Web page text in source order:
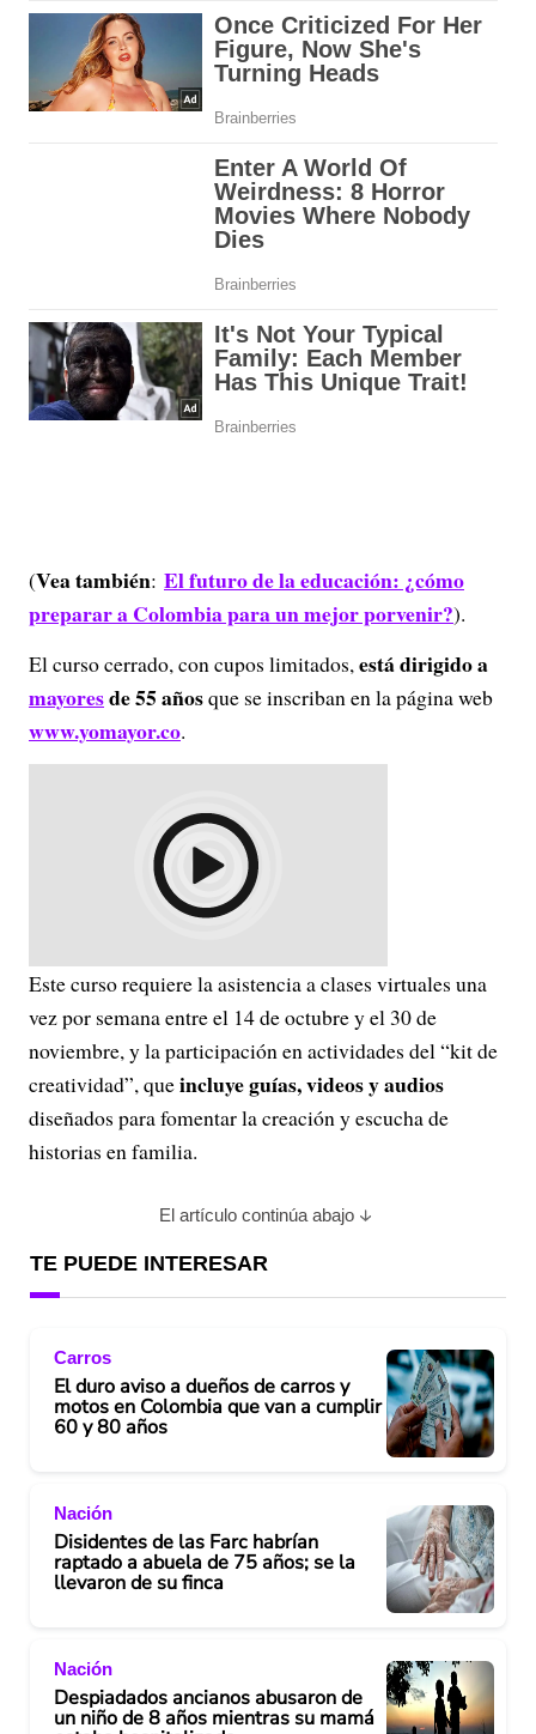
(Vea también: El futuro de la educación: ¿cómo
preparar a Colombia para un mejor porvenir?).
El curso cerrado, con cupos limitados,está dirigido a
mayoresde 55 añosque se inscriban en la página web
www.yomayor.co.
Este curso requiere la asistencia a clases virtuales una
vez por semana entre el 14 de octubre y el 30 de
noviembre, y la participación en actividades del “kit de
creatividad”, queincluye guías, videos y audios
diseñados para fomentar la creación y escucha de
historias en familia.
El artículo continúa abajo
TE PUEDE INTERESAR
Carros
El duro aviso a dueños de carros y
motos en Colombia que van a cumplir
60 y 80 años
Nación
Disidentes de las Farc habrían
raptado a abuela de 75 años; se la
llevaron de su finca
Nación
Despiadados ancianos abusaron de
un niño de 8 años mientras su mamá